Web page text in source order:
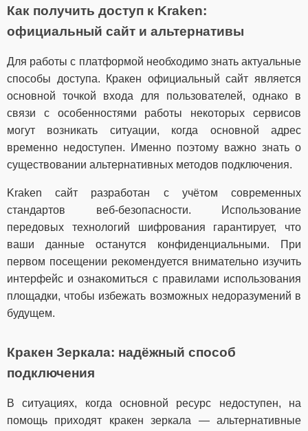
Как получить доступ к Kraken:
официальный сайт и альтернативы
Для работы с платформой необходимо знать актуальные
способы доступа. Кракен официальный сайт является
основной точкой входа для пользователей, однако в
связи с особенностями работы некоторых сервисов
могут возникать ситуации, когда основной адрес
временно недоступен. Именно поэтому важно знать о
существовании альтернативных методов подключения.
Kraken сайт разработан с учётом современных
стандартов веб-безопасности. Использование
передовых технологий шифрования гарантирует, что
ваши данные останутся конфиденциальными. При
первом посещении рекомендуется внимательно изучить
интерфейс и ознакомиться с правилами использования
площадки, чтобы избежать возможных недоразумений в
будущем.
Кракен Зеркала: надёжный способ
подключения
В ситуациях, когда основной ресурс недоступен, на
помощь приходят кракен зеркала — альтернативные